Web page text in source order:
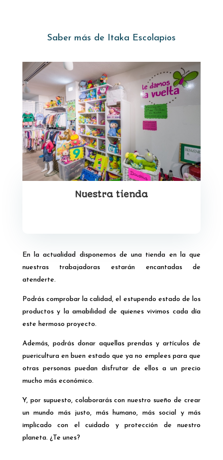
Saber más de Itaka Escolapios
Nuestra tienda
En la actualidad disponemos de una tienda en la que
nuestras trabajadoras estarán encantadas de
atenderte.
Podrás comprobar la calidad, el estupendo estado de los
productos y la amabilidad de quienes vivimos cada día
este hermoso proyecto.
Además, podrás donar aquellas prendas y artículos de
puericultura en buen estado que ya no emplees para que
otras personas puedan disfrutar de ellos a un precio
mucho más económico.
Y, por supuesto, colaborarás con nuestro sueño de crear
un mundo más justo, más humano, más social y más
implicado con el cuidado y protección de nuestro
planeta. ¿Te unes?